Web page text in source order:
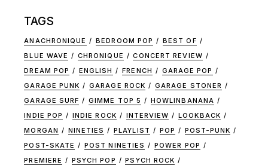
TAGS
ANACHRONIQUE BEDROOM POP
BEST OF
BLUE WAVE
CHRONIQUE
CONCERT REVIEW
DREAM POP
ENGLISH FRENCH
GARAGE POP
GARAGE PUNK
GARAGE ROCK
GARAGE STONER
GARAGE SURF
GIMME TOP 5
HOWLINBANANA
INDIE POP
INDIE ROCK INTERVIEW
LOOKBACK
MORGAN
NINETIES PLAYLIST POP
POST-PUNK
POST-SKATE
POST NINETIES
POWER POP
PREMIERE
PSYCH POP
PSYCH ROCK